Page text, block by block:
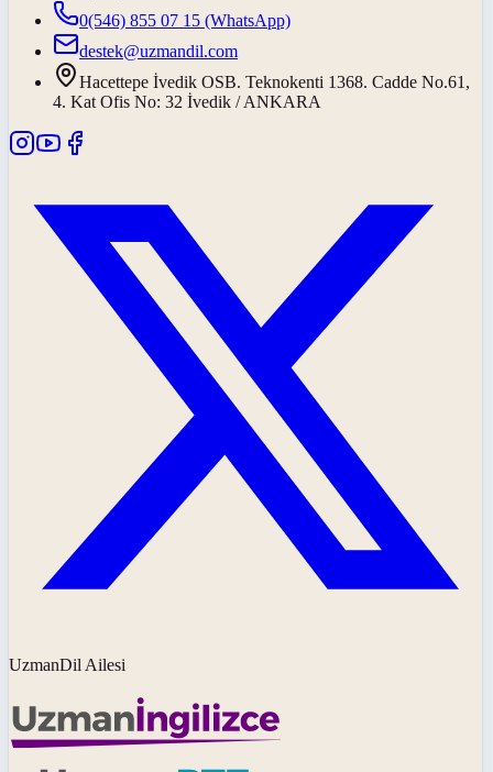
0(546) 855 07 15 (WhatsApp)
destek@uzmandil.com
Hacettepe İvedik OSB. Teknokenti 1368. Cadde No.61,
4. Kat Ofis No: 32 İvedik / ANKARA
UzmanDil Ailesi